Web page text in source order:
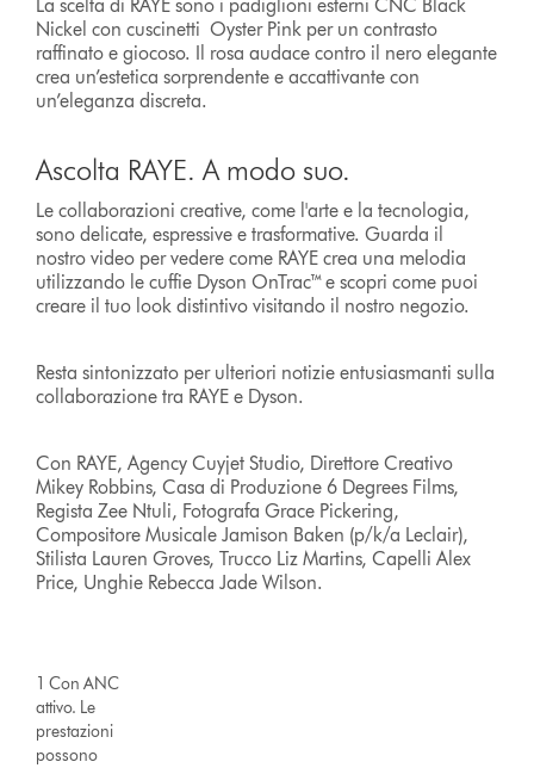
La scelta di RAYE sono i padiglioni esterni CNC Black
Nickel con cuscinetti Oyster Pink per un contrasto
raffinato e giocoso. Il rosa audace contro il nero elegante
crea un’estetica sorprendente e accattivante con
un’eleganza discreta.
Ascolta RAYE. A modo suo.
Le collaborazioni creative, come l'arte e la tecnologia,
sono delicate, espressive e trasformative. Guarda il
nostro video per vedere come RAYE crea una melodia
utilizzando le cuffie Dyson OnTrac™ e scopri come puoi
creare il tuo look distintivo visitando il nostro negozio.
Resta sintonizzato per ulteriori notizie entusiasmanti sulla
collaborazione tra RAYE e Dyson.
Con RAYE, Agency Cuyjet Studio, Direttore Creativo
Mikey Robbins, Casa di Produzione 6 Degrees Films,
Regista Zee Ntuli, Fotografa Grace Pickering,
Compositore Musicale Jamison Baken (p/k/a Leclair),
Stilista Lauren Groves, Trucco Liz Martins, Capelli Alex
Price, Unghie Rebecca Jade Wilson.
1 Con ANC
attivo. Le
prestazioni
possono